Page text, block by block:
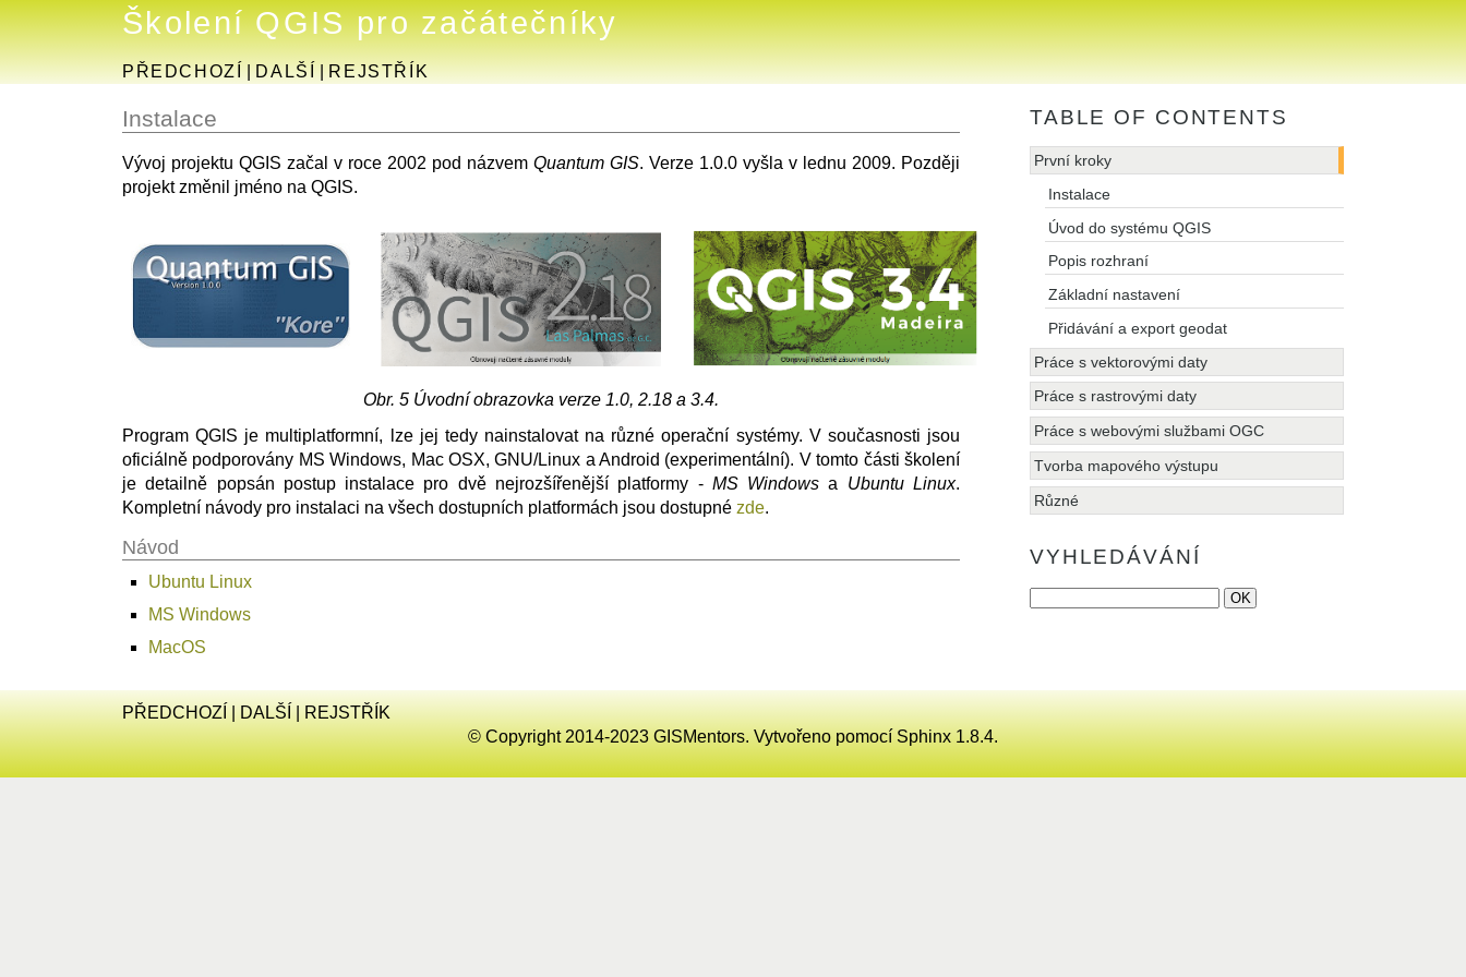
Školení QGIS pro začátečníky
PŘEDCHOZÍ DALŠÍ REJSTŘÍK
Instalace
Vývoj projektu QGIS začal v roce 2002 pod názvem Quantum GIS. Verze 1.0.0 vyšla v lednu 2009. Později
projekt změnil jméno na QGIS.
Obr. 5 Úvodní obrazovka verze 1.0, 2.18 a 3.4.
Program QGIS je multiplatformní, lze jej tedy nainstalovat na různé operační systémy. V současnosti jsou
oficiálně podporovány MS Windows, Mac OSX, GNU/Linux a Android (experimentální). V tomto části školení
je detailně popsán postup instalace pro dvě nejrozšířenější platformy - MS Windows a Ubuntu Linux.
Kompletní návody pro instalaci na všech dostupních platformách jsou dostupné zde.
Návod
Ubuntu Linux
MS Windows
MacOS
TABLE OF CONTENTS
První kroky
Instalace
Úvod do systému QGIS
Popis rozhraní
Základní nastavení
Přidávání a export geodat
Práce s vektorovými daty
Práce s rastrovými daty
Práce s webovými službami OGC
Tvorba mapového výstupu
Různé
VYHLEDÁVÁNÍ
PŘEDCHOZÍ DALŠÍ
REJSTŘÍK
© Copyright 2014-2023 GISMentors. Vytvořeno pomocí Sphinx 1.8.4.